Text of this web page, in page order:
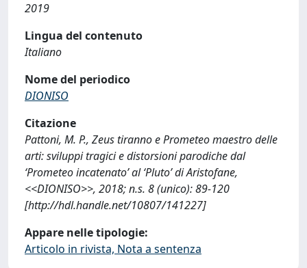
2019
Lingua del contenuto
Italiano
Nome del periodico
DIONISO
Citazione
Pattoni, M. P., Zeus tiranno e Prometeo maestro delle
arti: sviluppi tragici e distorsioni parodiche dal
‘Prometeo incatenato’ al ‘Pluto’ di Aristofane,
<<DIONISO>>, 2018; n.s. 8 (unico): 89-120
[http://hdl.handle.net/10807/141227]
Appare nelle tipologie:
Articolo in rivista, Nota a sentenza